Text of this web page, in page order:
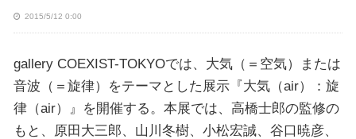
2015/5/12 0:00
gallery COEXIST-TOKYOでは、大気（＝空気）または
音波（＝旋律）をテーマとした展示『大気（air）：旋
律（air）』を開催する。本展では、高橋士郎の監修の
もと、原田大三郎、山川冬樹、小松宏誠、谷口暁彦、